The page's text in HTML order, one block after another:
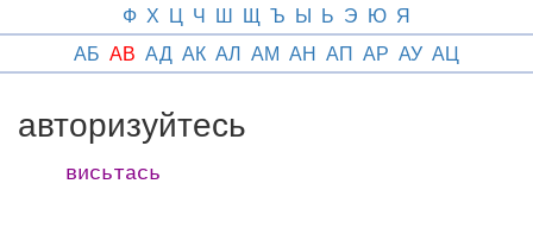
Ф Х Ц Ч Ш Щ Ъ Ы Ь Э Ю Я
АБ АВ АД АК АЛ АМ АН АП АР АУ АЦ
авторизуйтесь
висьтась